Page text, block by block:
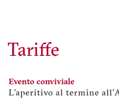
Tariffe
Evento conviviale
L'aperitivo al termine